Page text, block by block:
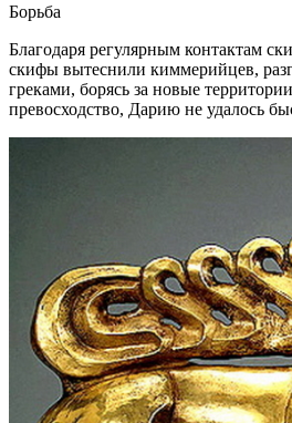
Борьба
Благодаря регулярным контактам
скифы вытеснили киммерийцев,
греками, борясь за новые
превосходство, Дарию не удалось